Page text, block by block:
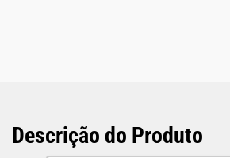
Descrição do Produto